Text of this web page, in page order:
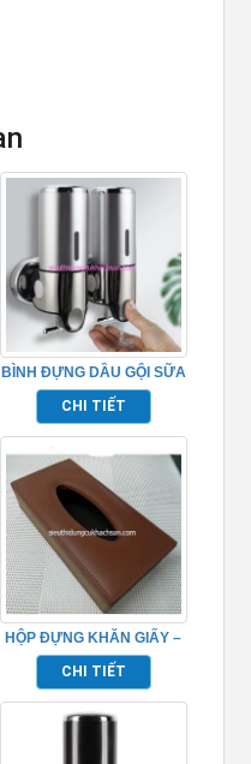
BÌNH ĐỰNG DẦU GỘI SỮA
TẮM
CHI TIẾT
HỘP ĐỰNG KHĂN GIẤY –
TP105
CHI TIẾT